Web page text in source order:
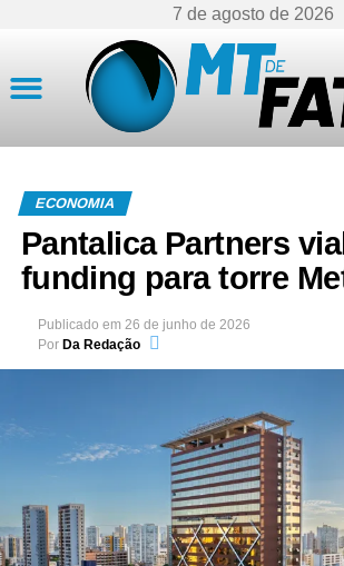
7 de agosto de 2026
ECONOMIA
Pantalica Partners
funding para torre
Publicado em 26 de junho de 2026
Por Da Redação